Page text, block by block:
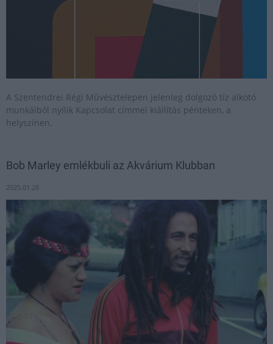
A Szentendrei Régi Művésztelepen jelenleg dolgozó tíz alkotó
munkáiból nyílik Kapcsolat címmel kiállítás pénteken, a
helyszínen.
Bob Marley emlékbuli az Akvárium Klubban
2025.01.28